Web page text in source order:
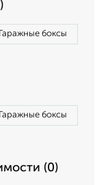
Гаражные боксы
Гаражные боксы
(0)